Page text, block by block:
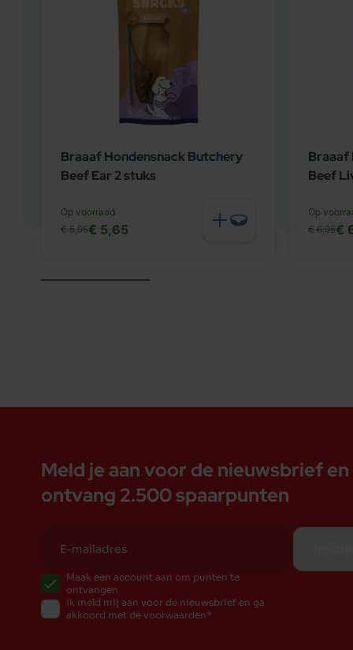
Braaaf Hondensnack Butchery
Beef Ear 2 stuks
Op voorraad
€ 5,95€ 5,65
Braaaf
Beef
Op
€ 6,95€
Meld je aan voor de nieuwsbrief en
ontvang 2.500 spaarpunten
Maak een account aan om punten te
ontvangen
Ik meld mij aan voor de nieuwsbrief en ga
akkoord met de voorwaarden